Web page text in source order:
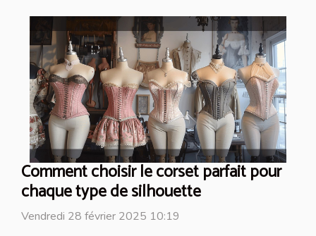
Comment choisir le corset parfait pour
chaque type de silhouette
Vendredi 28 février 2025 10:19